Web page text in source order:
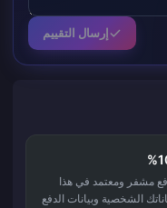
إرسال التقييم
مشفر ومعتمد في هذا
الشخصية وبيانات الدفع